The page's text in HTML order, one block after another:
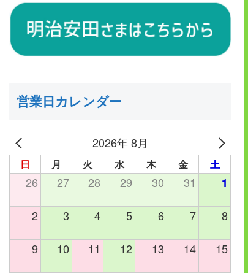
営業日カレンダー
2026年 8月
日 月 火 水 木 金 土
26 27 28 29 30 31 1
2 3 4 5 6 7 8
9 10 11 12 13 14 15